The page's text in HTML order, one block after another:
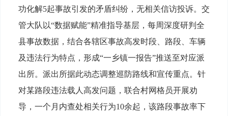
功化解5起事故引发的矛盾纠纷，无相关信访投诉。交
管大队以“数据赋能”精准指导基层，每周深度研判全
县事故数据，结合各辖区事故高发时段、路段、车辆
及违法行为特点，形成“一乡镇一报告”推送至对应派
出所。派出所据此动态调整巡防路线和宣传重点。针
对某路段违法载人高发问题，联合村网格员开展劝
导，一个月内查处相关行为10余起，该路段事故率下